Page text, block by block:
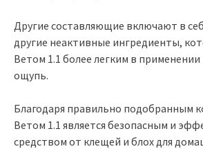
Другие составляющие включают в
другие неактивные ингредиенты,
Ветом 1.1 более легким в
ощупь.
Благодаря правильно подобранным
Ветом 1.1 является безопасным и
средством от клещей и блох для